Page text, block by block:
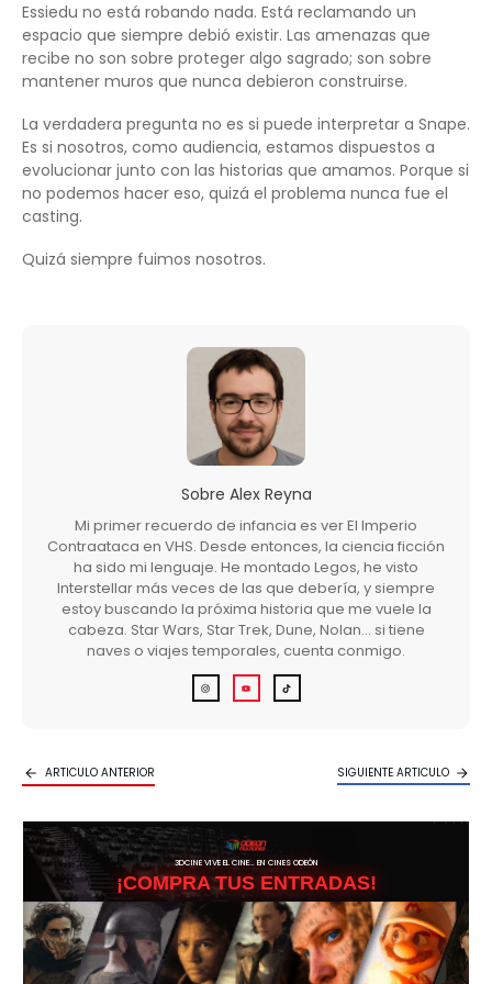
Essiedu no está robando nada. Está reclamando un
espacio que siempre debió existir. Las amenazas que
recibe no son sobre proteger algo sagrado; son sobre
mantener muros que nunca debieron construirse.
La verdadera pregunta no es si puede interpretar a Snape.
Es si nosotros, como audiencia, estamos dispuestos a
evolucionar junto con las historias que amamos. Porque si
no podemos hacer eso, quizá el problema nunca fue el
casting.
Quizá siempre fuimos nosotros.
Sobre Alex Reyna
Mi primer recuerdo de infancia es ver El Imperio
Contraataca en VHS. Desde entonces, la ciencia ficción
ha sido mi lenguaje. He montado Legos, he visto
Interstellar más veces de las que debería, y siempre
estoy buscando la próxima historia que me vuele la
cabeza. Star Wars, Star Trek, Dune, Nolan… si tiene
naves o viajes temporales, cuenta conmigo.
ARTICULO ANTERIOR SIGUIENTE ARTICULO
3DCINE VIVE EL CINE… EN CINES ODEÓN
¡COMPRA TUS ENTRADAS!